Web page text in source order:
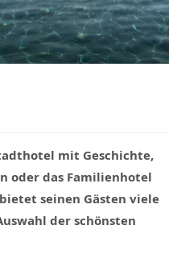
mit Geschichte,
oder das Familienhotel
seinen Gästen viele
der schönsten